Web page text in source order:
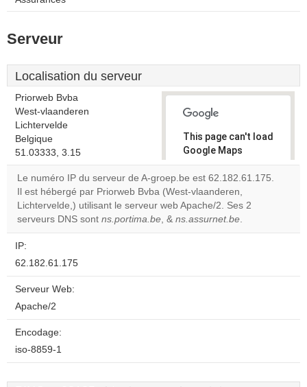
Serveur
Localisation du serveur
Priorweb Bvba
West-vlaanderen
Lichtervelde
Belgique
51.03333, 3.15
This page can't load
Google Maps
correctly.
Do you
own this
website?
Le numéro IP du serveur de A-groep.be est 62.182.61.175.
Il est hébergé par Priorweb Bvba (West-vlaanderen,
Lichtervelde,) utilisant le serveur web Apache/2. Ses 2
serveurs DNS sont ns.portima.be, & ns.assurnet.be.
IP:
62.182.61.175
Serveur Web:
Apache/2
Encodage:
iso-8859-1